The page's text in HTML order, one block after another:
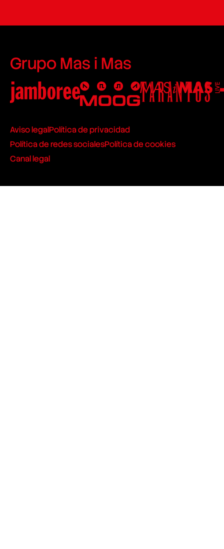
Grupo Mas i Mas
Aviso legalPolítica de privacidad
Política de redes socialesPolítica de cookies
Canal legal